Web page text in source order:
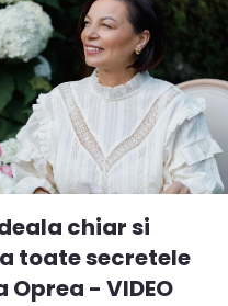
chiar si
toate secretele
- VIDEO